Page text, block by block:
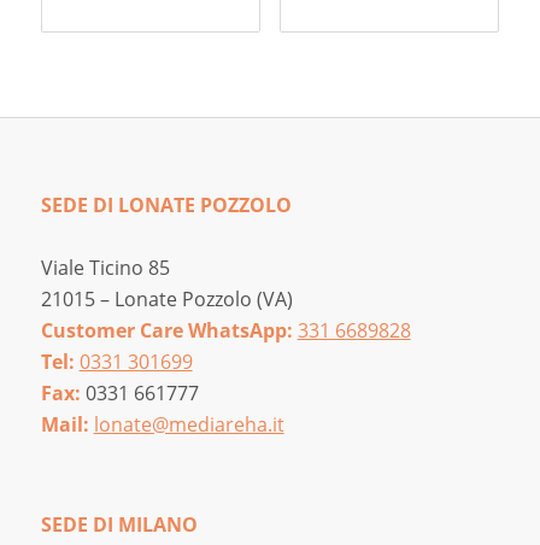
SEDE DI LONATE POZZOLO
Viale Ticino 85
21015 – Lonate Pozzolo (VA)
Customer Care WhatsApp: 331 6689828
Tel: 0331 301699
Fax: 0331 661777
Mail: lonate@mediareha.it
SEDE DI MILANO